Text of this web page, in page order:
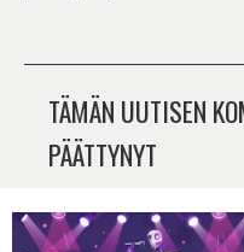
TÄMÄN UUTISEN
PÄÄTTYNYT